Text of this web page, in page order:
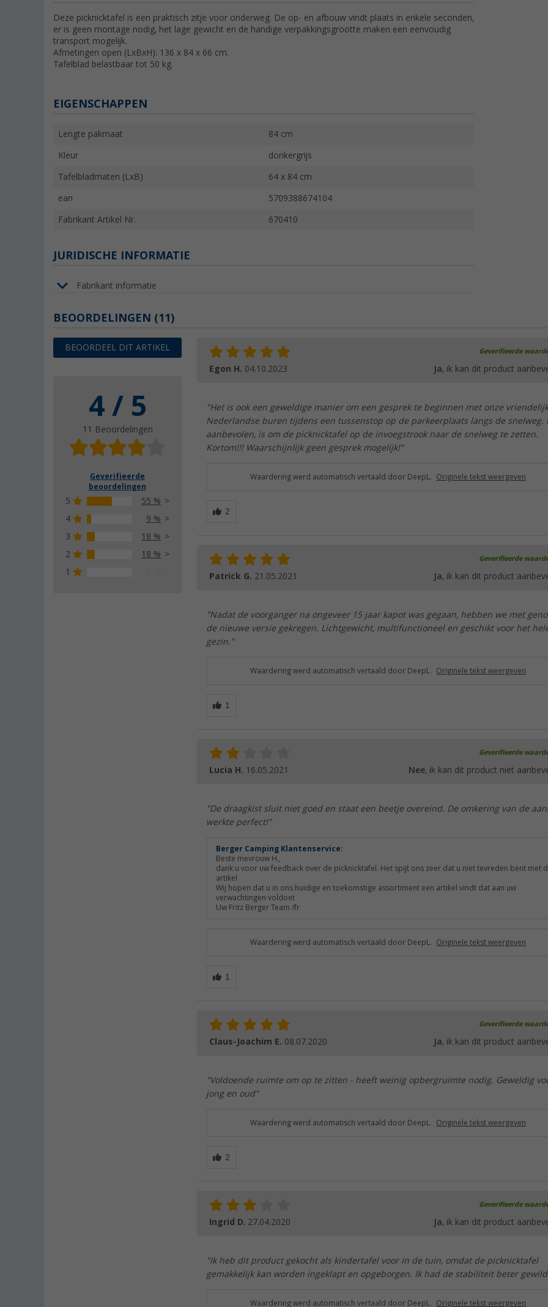
Deze picknicktafel is een praktisch zitje voor onderweg. De op- en afbouw vindt plaats in enkele seconden,
er is geen montage nodig, het lage gewicht en de handige verpakkingsgrootte maken een eenvoudig
transport mogelijk.
Afmetingen open (LxBxH): 136 x 84 x 66 cm.
Tafelblad belastbaar tot 50 kg.
EIGENSCHAPPEN
Lengte pakmaat 84 cm
Kleur donkergrijs
Tafelbladmaten (LxB) 64 x 84 cm
ean 5709388674104
Fabrikant Artikel Nr. 670410
JURIDISCHE INFORMATIE
Fabrikant informatie
BEOORDELINGEN (11)
BEOORDEEL DIT ARTIKEL
4 / 5
11 Beoordelingen
Geverifieerde
beoordelingen
5
55 %
4
9 %
3
18 %
2
18 %
1
Geverifieerde
Egon H. 04.10.2023 Ja, ik kan dit product
"Het is ook een geweldige manier om een gesprek te beginnen met onze
Nederlandse buren tijdens een tussenstop op de parkeerplaats langs de snelweg.
aanbevolen, is om de picknicktafel op de invoegstrook naar de snelweg te zetten.
Kortom!!! Waarschijnlijk geen gesprek mogelijk!"
Waardering werd automatisch vertaald door DeepL. Originele tekst weergeven
Geverifieerde
Patrick G. 21.05.2021 Ja, ik kan dit product
"Nadat de voorganger na ongeveer 15 jaar kapot was gegaan, hebben we met
de nieuwe versie gekregen. Lichtgewicht, multifunctioneel en geschikt voor het
gezin."
Waardering werd automatisch vertaald door DeepL. Originele tekst weergeven
Geverifieerde
Lucia H. 16.05.2021 Nee, ik kan dit product niet
"De draagkist sluit niet goed en staat een beetje overeind. De omkering van de
werkte perfect!"
Berger Camping Klantenservice:
Beste mevrouw H.,
dank u voor uw feedback over de picknicktafel. Het spijt ons zeer dat u niet tevreden bent met
artikel
Wij hopen dat u in ons huidige en toekomstige assortiment een artikel vindt dat aan uw
verwachtingen voldoet
Uw Fritz Berger Team /fr
Waardering werd automatisch vertaald door DeepL. Originele tekst weergeven
Geverifieerde
Claus-Joachim E. 08.07.2020 Ja, ik kan dit product
"Voldoende ruimte om op te zitten - heeft weinig opbergruimte nodig. Geweldig
jong en oud"
Waardering werd automatisch vertaald door DeepL. Originele tekst weergeven
Geverifieerde
Ingrid D. 27.04.2020 Ja, ik kan dit product
"Ik heb dit product gekocht als kindertafel voor in de tuin, omdat de picknicktafel
gemakkelijk kan worden ingeklapt en opgeborgen. Ik had de stabiliteit beter
Waardering werd automatisch vertaald door DeepL. Originele tekst weergeven